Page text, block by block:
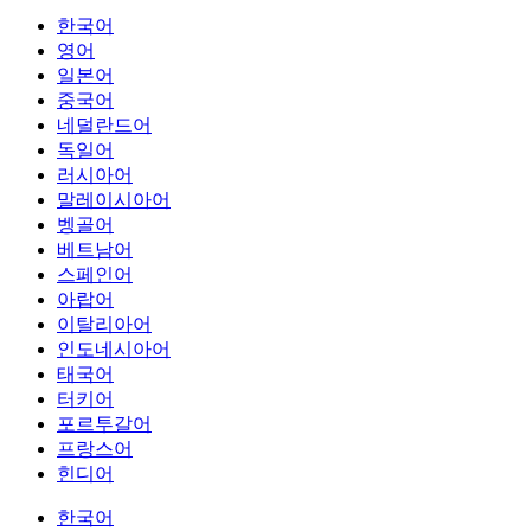
한국어
영어
일본어
중국어
네덜란드어
독일어
러시아어
말레이시아어
벵골어
베트남어
스페인어
아랍어
이탈리아어
인도네시아어
태국어
터키어
포르투갈어
프랑스어
힌디어
한국어